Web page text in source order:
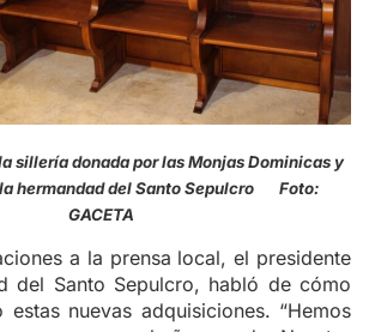
sillería donada por las Monjas Dominicas y
hermandad del Santo Sepulcro Foto:
GACETA
a la prensa local, el presidente
del Santo Sepulcro, habló de cómo
estas nuevas adquisiciones. “Hemos